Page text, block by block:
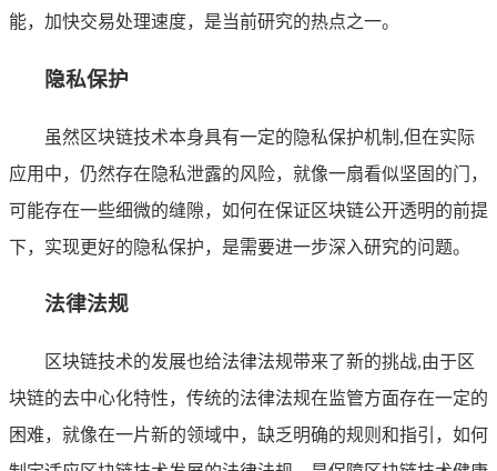
能，加快交易处理速度，是当前研究的热点之一。
隐私保护
虽然区块链技术本身具有一定的隐私保护机制,但在实际
应用中，仍然存在隐私泄露的风险，就像一扇看似坚固的门，
可能存在一些细微的缝隙，如何在保证区块链公开透明的前提
下，实现更好的隐私保护，是需要进一步深入研究的问题。
法律法规
区块链技术的发展也给法律法规带来了新的挑战,由于区
块链的去中心化特性，传统的法律法规在监管方面存在一定的
困难，就像在一片新的领域中，缺乏明确的规则和指引，如何